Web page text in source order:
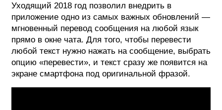
Уходящий 2018 год позволил внедрить в
приложение одно из самых важных обновлений —
мгновенный перевод сообщения на любой язык
прямо в окне чата. Для того, чтобы перевести
любой текст нужно нажать на сообщение, выбрать
опцию «перевести», и текст сразу же появится на
экране смартфона под оригинальной фразой.